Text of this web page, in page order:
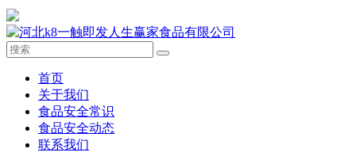
首页
关于我们
食品安全常识
食品安全动态
联系我们